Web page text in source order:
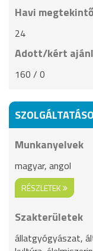
Havi
24
Adott/kért
160 / 0
Munkanyelvek
magyar, angol
RÉSZLETEK
Szakterületek
állatgyógyászat,